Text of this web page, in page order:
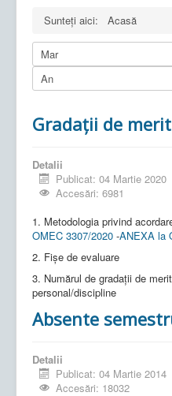
Sunteți aici:
Acasă
Gradații de
Detalii
Publicat: 04 Martie 2020
Accesări: 6981
1. Metodologia privind
OMEC 3307/2020 -ANEXA la
2. Fișe de evaluare
3. Numărul de gradații de
personal/discipline
Absente
Detalii
Publicat: 04 Martie 2014
Accesări: 18032